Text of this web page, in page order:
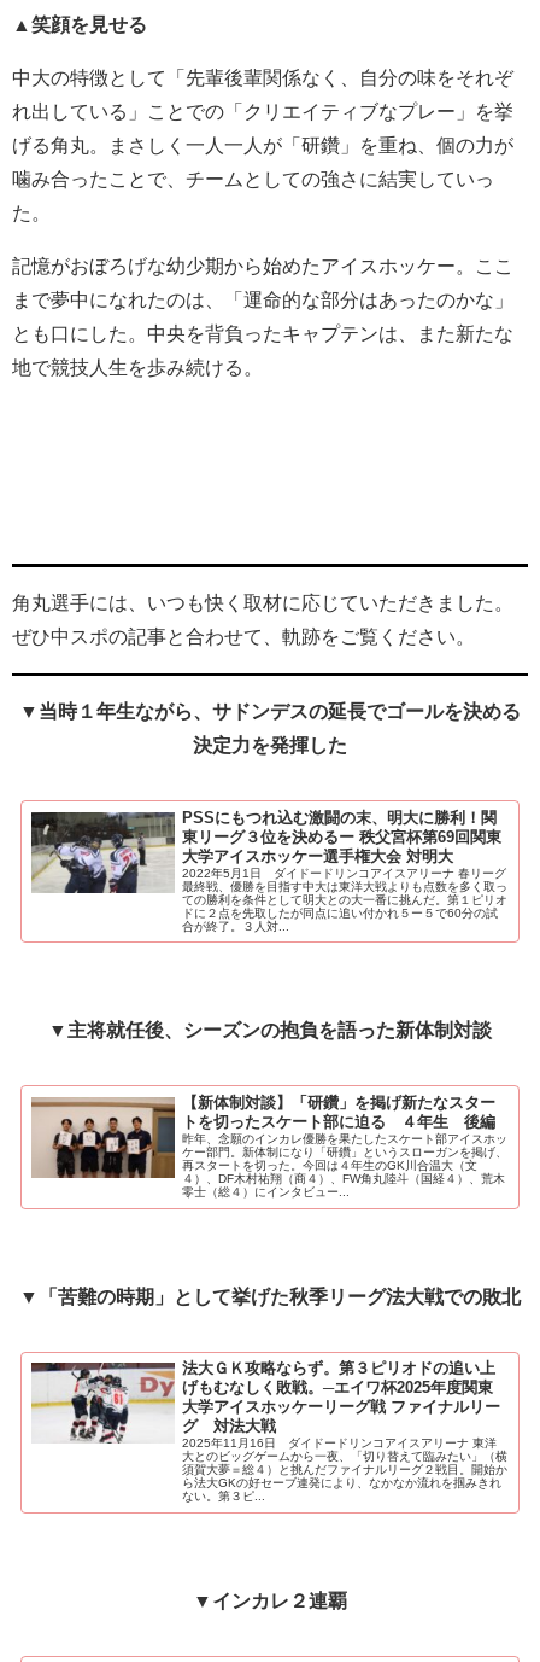
▲笑顔を見せる
中大の特徴として「先輩後輩関係なく、自分の味をそれぞ
れ出している」ことでの「クリエイティブなプレー」を挙
げる角丸。まさしく一人一人が「研鑽」を重ね、個の力が
噛み合ったことで、チームとしての強さに結実していっ
た。
記憶がおぼろげな幼少期から始めたアイスホッケー。ここ
まで夢中になれたのは、「運命的な部分はあったのかな」
とも口にした。中央を背負ったキャプテンは、また新たな
地で競技人生を歩み続ける。
角丸選手には、いつも快く取材に応じていただきました。
ぜひ中スポの記事と合わせて、軌跡をご覧ください。
▼当時１年生ながら、サドンデスの延長でゴールを決める
決定力を発揮した
PSSにもつれ込む激闘の末、明大に勝利！関
東リーグ３位を決めるー 秩父宮杯第69回関東
大学アイスホッケー選手権大会 対明大
2022年5月1日 ダイドードリンコアイスアリーナ 春リーグ
最終戦、優勝を目指す中大は東洋大戦よりも点数を多く取っ
ての勝利を条件として明大との大一番に挑んだ。第１ピリオ
ドに２点を先取したが同点に追い付かれ５ー５で60分の試
合が終了。３人対...
▼主将就任後、シーズンの抱負を語った新体制対談
【新体制対談】「研鑽」を掲げ新たなスター
トを切ったスケート部に迫る ４年生 後編
昨年、念願のインカレ優勝を果たしたスケート部アイスホッ
ケー部門。新体制になり「研鑽」というスローガンを掲げ、
再スタートを切った。今回は４年生のGK川合温大（文
４）、DF木村祐翔（商４）、FW角丸陸斗（国経４）、荒木
零士（総４）にインタビュー...
▼「苦難の時期」として挙げた秋季リーグ法大戦での敗北
法大ＧＫ攻略ならず。第３ピリオドの追い上
げもむなしく敗戦。─エイワ杯2025年度関東
大学アイスホッケーリーグ戦 ファイナルリー
グ 対法大戦
2025年11月16日 ダイドードリンコアイスアリーナ 東洋
大とのビッグゲームから一夜、「切り替えて臨みたい」（横
須賀大夢＝総４）と挑んだファイナルリーグ２戦目。開始か
ら法大GKの好セーブ連発により、なかなか流れを掴みきれ
ない。第３ピ...
▼インカレ２連覇